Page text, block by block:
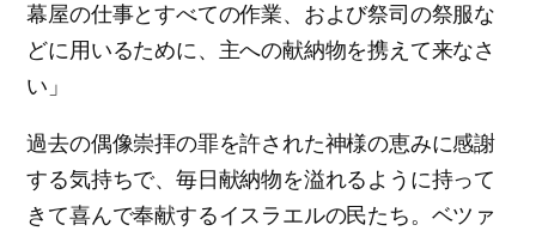
幕屋の仕事とすべての作業、および祭司の祭服な
どに用いるために、主への献納物を携えて来なさ
い」
過去の偶像崇拝の罪を許された神様の恵みに感謝
する気持ちで、毎日献納物を溢れるように持って
きて喜んで奉献するイスラエルの民たち。ベツァ